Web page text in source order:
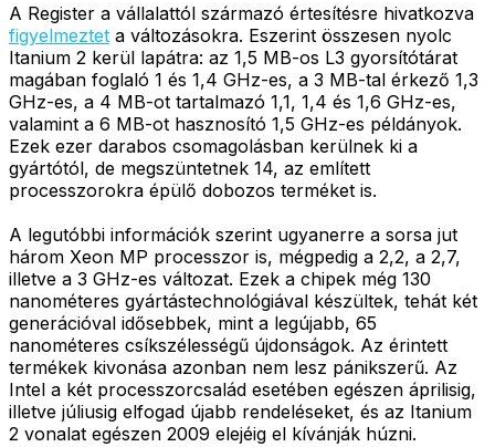
A Register a vállalattól származó értesítésre hivatkozva
figyelmeztet a változásokra. Eszerint összesen nyolc
Itanium 2 kerül lapátra: az 1,5 MB-os L3 gyorsítótárat
magában foglaló 1 és 1,4 GHz-es, a 3 MB-tal érkező 1,3
GHz-es, a 4 MB-ot tartalmazó 1,1, 1,4 és 1,6 GHz-es,
valamint a 6 MB-ot hasznosító 1,5 GHz-es példányok.
Ezek ezer darabos csomagolásban kerülnek ki a
gyártótól, de megszüntetnek 14, az említett
processzorokra épülő dobozos terméket is.
A legutóbbi információk szerint ugyanerre a sorsa jut
három Xeon MP processzor is, mégpedig a 2,2, a 2,7,
illetve a 3 GHz-es változat. Ezek a chipek még 130
nanométeres gyártástechnológiával készültek, tehát két
generációval idősebbek, mint a legújabb, 65
nanométeres csíkszélességű újdonságok. Az érintett
termékek kivonása azonban nem lesz pánikszerű. Az
Intel a két processzorcsalád esetében egészen áprilisig,
illetve júliusig elfogad újabb rendeléseket, és az Itanium
2 vonalat egészen 2009 elejéig el kívánják húzni.